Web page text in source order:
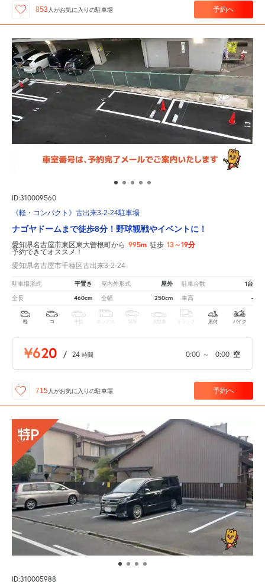
853 人がお気に入りの駐車場 予約へ
ID:310009560
《軽・コンパクト》古出来3-2-24駐車場
ナゴヤドームまで徒歩8分！野球観戦やイベントに！
愛知県名古屋市東区東大曽根町から 995m 徒歩 13～19分
予約できてオススメ！
愛知県名古屋市千種区古出来3-2-24
駐車場形式 平置き 屋内外形式 屋外 駐車台数 1台
全長 460cm 全幅 250cm 車高 -
軽 コ 中型 ボックス SUV 大型車 トラック 原付 バイク
¥620 / 24 時間 0:00 ～ 0:00 空
715 人がお気に入りの駐車場 予約へ
ID:310005988